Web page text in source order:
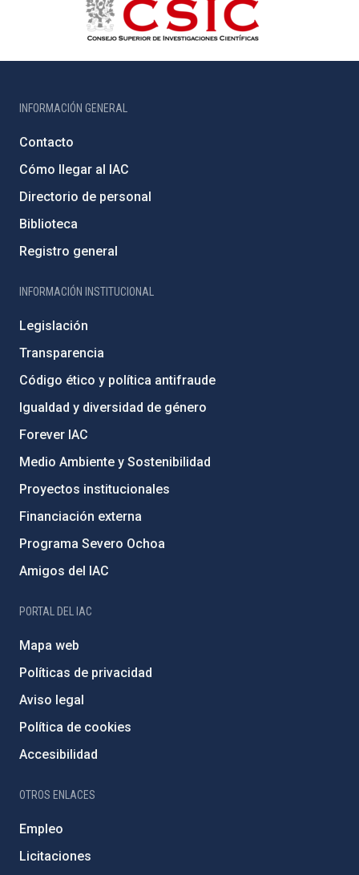
INFORMACIÓN GENERAL
Contacto
Cómo llegar al IAC
Directorio de personal
Biblioteca
Registro general
INFORMACIÓN INSTITUCIONAL
Legislación
Transparencia
Código ético y política antifraude
Igualdad y diversidad de género
Forever IAC
Medio Ambiente y Sostenibilidad
Proyectos institucionales
Financiación externa
Programa Severo Ochoa
Amigos del IAC
PORTAL DEL IAC
Mapa web
Políticas de privacidad
Aviso legal
Política de cookies
Accesibilidad
OTROS ENLACES
Empleo
Licitaciones